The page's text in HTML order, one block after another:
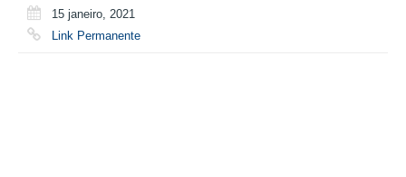
15 janeiro, 2021
Link Permanente